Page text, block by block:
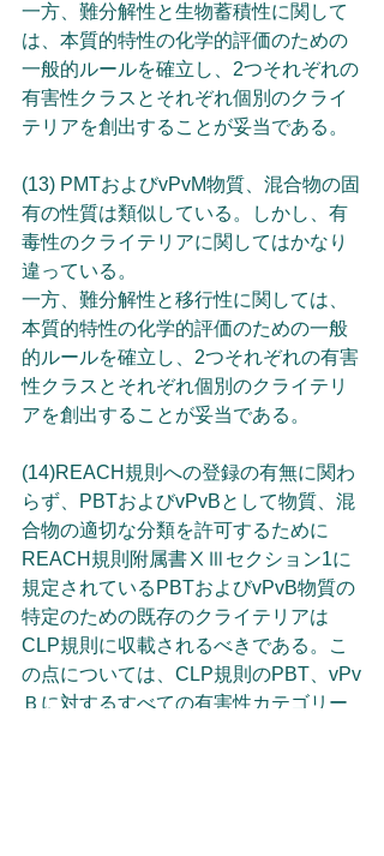
一方、難分解性と生物蓄積性に関して
は、本質的特性の化学的評価のための
一般的ルールを確立し、2つそれぞれの
有害性クラスとそれぞれ個別のクライ
テリアを創出することが妥当である。
(13) PMTおよびvPvM物質、混合物の固
有の性質は類似している。しかし、有
毒性のクライテリアに関してはかなり
違っている。
一方、難分解性と移行性に関しては、
本質的特性の化学的評価のための一般
的ルールを確立し、2つそれぞれの有害
性クラスとそれぞれ個別のクライテリ
アを創出することが妥当である。
(14)REACH規則への登録の有無に関わ
らず、PBTおよびvPvBとして物質、混
合物の適切な分類を許可するために
REACH規則附属書ⅩⅢセクション1に
規定されているPBTおよびvPvB物質の
特定のための既存のクライテリアは
CLP規則に収載されるべきである。こ
の点については、CLP規則のPBT、vPv
Ｂに対するすべての有害性カテゴリー